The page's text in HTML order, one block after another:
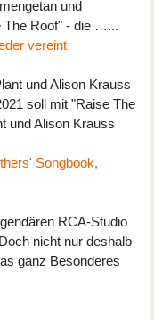
und
The Roof" - die …...
vereint
und Alison Krauss
soll mit "Raise The
und Alison Krauss
Songbook,
RCA-Studio
nicht nur deshalb
ganz Besonderes